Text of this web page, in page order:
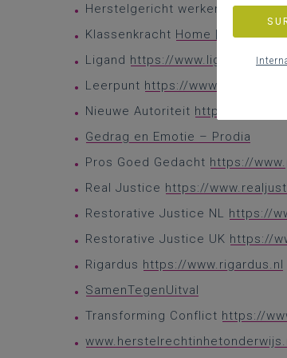
Herstelgericht werken op
Klassenkracht Home |
Ligand https://www.ligand.be
Leerpunt https://www.leerpunt.be
Nieuwe Autoriteit https://
Gedrag en Emotie – Prodia
Pros Goed Gedacht https://
Real Justice https://
Restorative Justice NL https://
Restorative Justice UK https://
Rigardus https://www.rigardus.nl
SamenTegenUitval
Transforming Conflict https://